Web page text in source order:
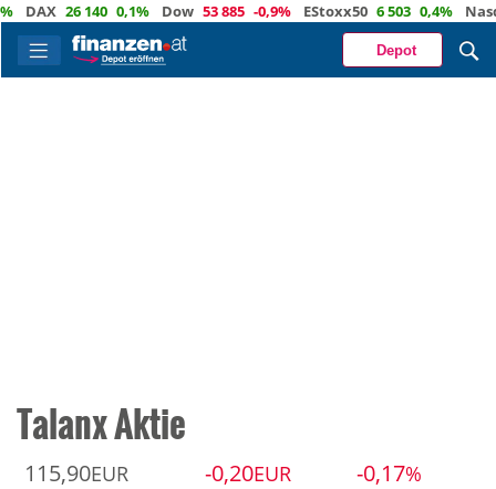
26 140 0,1% Dow 53 885 -0,9% EStoxx50 6 503 0,4% Nasdaq
Depot
Talanx Aktie
115,90EUR -0,20EUR -0,17%